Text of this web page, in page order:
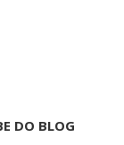
DO BLOG